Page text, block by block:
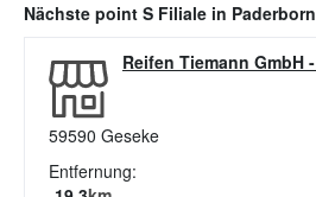
Nächste point S Filiale in Paderborn
Reifen Tiemann GmbH -
59590 Geseke
Entfernung: